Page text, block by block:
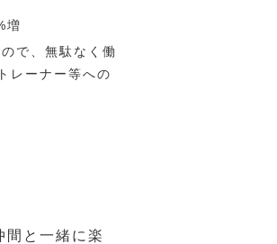
増
で、無駄なく働
レーナー等への
間と一緒に楽